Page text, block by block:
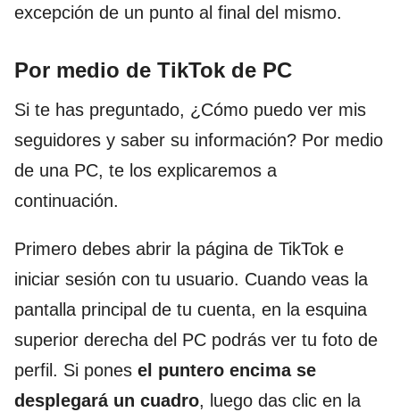
excepción de un punto al final del mismo.
Por medio de TikTok de PC
Si te has preguntado, ¿Cómo puedo ver mis
seguidores y saber su información? Por medio
de una PC, te los explicaremos a
continuación.
Primero debes abrir la página de TikTok e
iniciar sesión con tu usuario. Cuando veas la
pantalla principal de tu cuenta, en la esquina
superior derecha del PC podrás ver tu foto de
perfil. Si pones el puntero encima se
desplegará un cuadro, luego das clic en la